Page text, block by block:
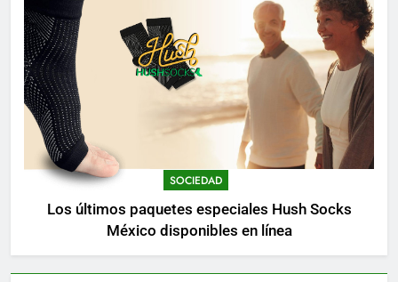
SOCIEDAD
Los últimos paquetes especiales Hush Socks
México disponibles en línea